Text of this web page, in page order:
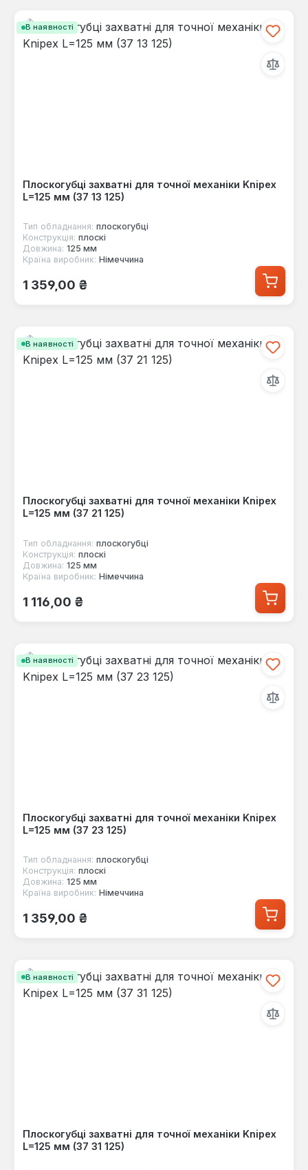
В наявності
Плоскогубці захватні для точної механіки Knipex
L=125 мм (37 13 125)
Тип обладнання: плоскогубці
Конструкція: плоскі
Довжина: 125 мм
Країна виробник: Німеччина
Звичайна ціна:
1 359,00 ₴
В наявності
Плоскогубці захватні для точної механіки Knipex
L=125 мм (37 21 125)
Тип обладнання: плоскогубці
Конструкція: плоскі
Довжина: 125 мм
Країна виробник: Німеччина
Звичайна ціна:
1 116,00 ₴
В наявності
Плоскогубці захватні для точної механіки Knipex
L=125 мм (37 23 125)
Тип обладнання: плоскогубці
Конструкція: плоскі
Довжина: 125 мм
Країна виробник: Німеччина
Звичайна ціна:
1 359,00 ₴
В наявності
Плоскогубці захватні для точної механіки Knipex
L=125 мм (37 31 125)